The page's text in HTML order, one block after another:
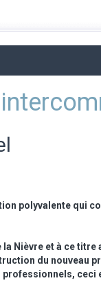
polyvalente qui
la Nièvre et à ce
du